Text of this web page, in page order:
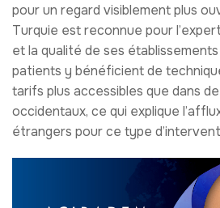
pour un regard visiblement plus
Turquie est reconnue pour
et la qualité de ses
patients y bénéficient de
tarifs plus accessibles que dans
occidentaux, ce qui explique
étrangers pour ce type